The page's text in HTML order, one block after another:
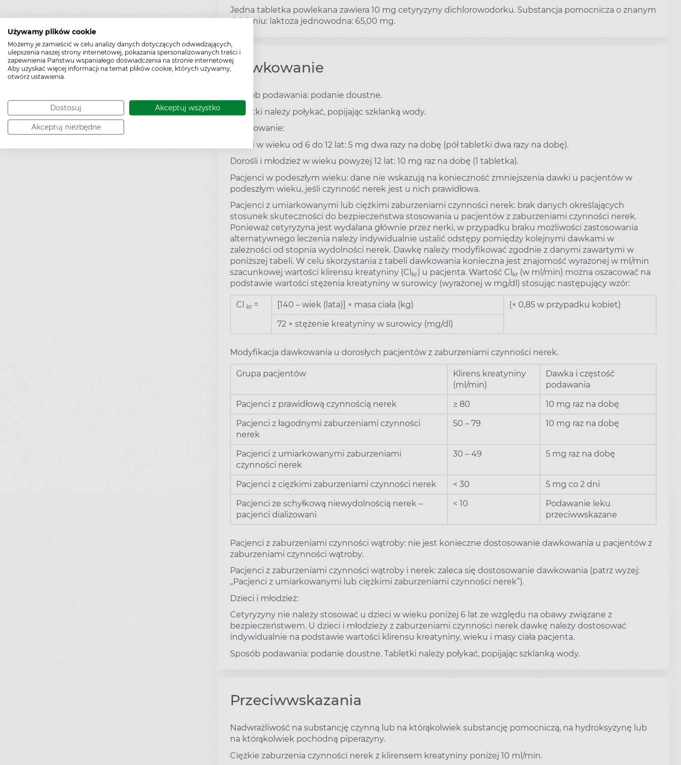
Używamy plików cookie
Możemy je zamieścić w celu analizy danych dotyczących odwiedzających,
ulepszenia naszej strony internetowej, pokazania spersonalizowanych treści i
zapewnienia Państwu wspaniałego doświadczenia na stronie internetowej.
Aby uzyskać więcej informacji na temat plików cookie, których używamy,
otwórz ustawienia.
Dostosuj Akceptuj wszystko
Akceptuj niezbędne
Jedna tabletka powlekana zawiera 10 mg cetyryzyny dichlorowodorku. Substancja pomocnicza o znanym
działaniu: laktoza jednowodna: 65,00 mg.
Dawkowanie
Sposób podawania: podanie doustne.
Tabletki należy połykać, popijając szklanką wody.
Dawkowanie:
Dzieci w wieku od 6 do 12 lat: 5 mg dwa razy na dobę (pół tabletki dwa razy na dobę).
Dorośli i młodzież w wieku powyżej 12 lat: 10 mg raz na dobę (1 tabletka).
Pacjenci w podeszłym wieku: dane nie wskazują na konieczność zmniejszenia dawki u pacjentów w
podeszłym wieku, jeśli czynność nerek jest u nich prawidłowa.
Pacjenci z umiarkowanymi lub ciężkimi zaburzeniami czynności nerek: brak danych określających
stosunek skuteczności do bezpieczeństwa stosowania u pacjentów z zaburzeniami czynności nerek.
Ponieważ cetyryzyna jest wydalana głównie przez nerki, w przypadku braku możliwości zastosowania
alternatywnego leczenia należy indywidualnie ustalić odstępy pomiędzy kolejnymi dawkami w
zależności od stopnia wydolności nerek. Dawkę należy modyfikować zgodnie z danymi zawartymi w
poniższej tabeli. W celu skorzystania z tabeli dawkowania konieczna jest znajomość wyrażonej w ml/min
szacunkowej wartości klirensu kreatyniny (Cl kr) u pacjenta. Wartość Cl kr (w ml/min) można oszacować na
podstawie wartości stężenia kreatyniny w surowicy (wyrażonej w mg/dl) stosując następujący wzór:
Cl kr = [140 – wiek (lata)] × masa ciała (kg)
(× 0,85 w przypadku kobiet)
72 × stężenie kreatyniny w surowicy (mg/dl)
Modyfikacja dawkowania u dorosłych pacjentów z zaburzeniami czynności nerek.
Grupa pacjentów
Klirens kreatyniny
(ml/min)
Dawka i częstość
podawania
Pacjenci z prawidłową czynnością nerek
≥ 80
10 mg raz na dobę
Pacjenci z łagodnymi zaburzeniami czynności
nerek
50 – 79 10 mg raz na dobę
Pacjenci z umiarkowanymi zaburzeniami
czynności nerek
30 – 49 5 mg raz na dobę
Pacjenci z ciężkimi zaburzeniami czynności nerek < 30
5 mg co 2 dni
Pacjenci ze schyłkową niewydolnością nerek –
pacjenci dializowani
< 10
Podawanie leku
przeciwwskazane
Pacjenci z zaburzeniami czynności wątroby: nie jest konieczne dostosowanie dawkowania u pacjentów z
zaburzeniami czynności wątroby.
Pacjenci z zaburzeniami czynności wątroby i nerek: zaleca się dostosowanie dawkowania (patrz wyżej:
„Pacjenci z umiarkowanymi lub ciężkimi zaburzeniami czynności nerek”).
Dzieci i młodzież:
Cetyryzyny nie należy stosować u dzieci w wieku poniżej 6 lat ze względu na obawy związane z
bezpieczeństwem. U dzieci i młodzieży z zaburzeniami czynności nerek dawkę należy dostosować
indywidualnie na podstawie wartości klirensu kreatyniny, wieku i masy ciała pacjenta.
Sposób podawania: podanie doustne. Tabletki należy połykać, popijając szklanką wody.
Przeciwwskazania
Nadwrażliwość na substancję czynną lub na którąkolwiek substancję pomocniczą, na hydroksyzynę lub
na którąkolwiek pochodną piperazyny.
Ciężkie zaburzenia czynności nerek z klirensem kreatyniny poniżej 10 ml/min.